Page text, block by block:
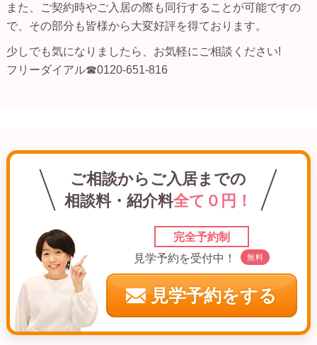
また、ご契約時やご入居の際も同行することが可能ですの
で、その部分も皆様から大変好評を得ております。
少しでも気になりましたら、お気軽にご相談ください!
フリーダイアル☎0120-651-816
ご相談からご入居までの
相談料・紹介料全て０円！
完全予約制
見学予約を受付中！
無料
見学予約をする